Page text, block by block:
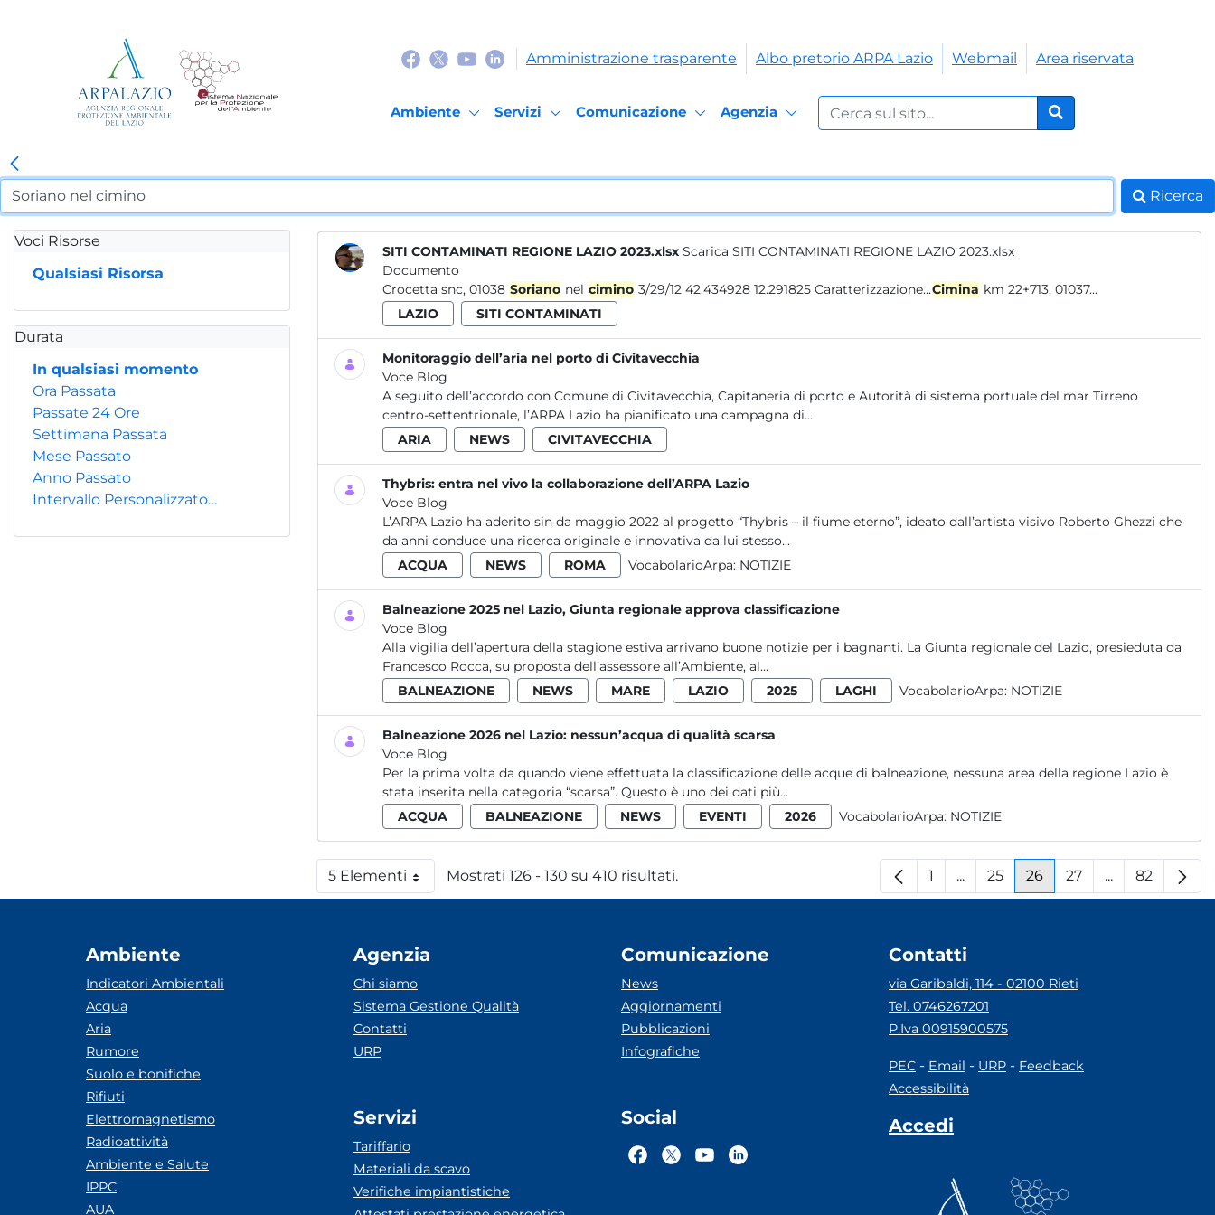
Amministrazione trasparente Albo pretorio ARPA Lazio Webmail Area riservata
Ambiente Servizi Comunicazione Agenzia
Cerca nel sito:
Cerca
Ricerca
Voci Risorse
Qualsiasi Risorsa
Durata
In qualsiasi momento
Ora Passata
Passate 24 Ore
Settimana Passata
Mese Passato
Anno Passato
Intervallo Personalizzato…
SITI CONTAMINATI REGIONE LAZIO 2023.xlsx Scarica SITI CONTAMINATI REGIONE LAZIO 2023.xlsx
Documento
Crocetta snc, 01038 Soriano nel cimino 3/29/12 42.434928 12.291825 Caratterizzazione...Cimina km 22+713, 01037...
LAZIO
SITI CONTAMINATI
Monitoraggio dell’aria nel porto di Civitavecchia
Voce Blog
A seguito dell’accordo con Comune di Civitavecchia, Capitaneria di porto e Autorità di sistema portuale del mar Tirreno
centro-settentrionale, l’ARPA Lazio ha pianificato una campagna di...
ARIA
NEWS CIVITAVECCHIA
Thybris: entra nel vivo la collaborazione dell’ARPA Lazio
Voce Blog
L’ARPA Lazio ha aderito sin da maggio 2022 al progetto “Thybris – il fiume eterno”, ideato dall’artista visivo Roberto Ghezzi che
da anni conduce una ricerca originale e innovativa da lui stesso...
ACQUA
NEWS ROMA VocabolarioArpa: NOTIZIE
Balneazione 2025 nel Lazio, Giunta regionale approva classificazione
Voce Blog
Alla vigilia dell’apertura della stagione estiva arrivano buone notizie per i bagnanti. La Giunta regionale del Lazio, presieduta da
Francesco Rocca, su proposta dell’assessore all’Ambiente, al...
BALNEAZIONE
NEWS MARE LAZIO 2025 LAGHI VocabolarioArpa: NOTIZIE
Balneazione 2026 nel Lazio: nessun’acqua di qualità scarsa
Voce Blog
Per la prima volta da quando viene effettuata la classificazione delle acque di balneazione, nessuna area della regione Lazio è
stata inserita nella categoria “scarsa”. Questo è uno dei dati più...
ACQUA
BALNEAZIONE NEWS EVENTI 2026 VocabolarioArpa: NOTIZIE
5 ElementiPer paginaMostrati 126 - 130 su 410 risultati. Pagina
1 ...Pagine intermedie
Pagina
25 Pagina
26 Pagina
27 ...PaginePagina
82
Ambiente
Indicatori Ambientali
Acqua
Aria
Rumore
Suolo e bonifiche
Rifiuti
Elettromagnetismo
Radioattività
Ambiente e Salute
IPPC
AUA
Agenzia
Chi siamo
Sistema Gestione Qualità
Contatti
URP
Servizi
Tariffario
Materiali da scavo
Verifiche impiantistiche
Comunicazione
News
Aggiornamenti
Pubblicazioni
Infografiche
Social
Contatti
via Garibaldi, 114 - 02100 Rieti
Tel. 0746267201
P.Iva 00915900575
PEC - Email - URP - Feedback
Accessibilità
Accedi